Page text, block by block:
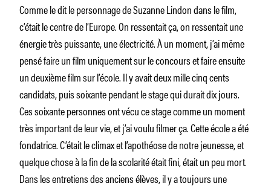
Comme le dit le personnage de Suzanne Lindon dans le film,
c’était le centre de l’Europe. On ressentait ça, on ressentait une
énergie très puissante, une électricité. À un moment, j’ai même
pensé faire un film uniquement sur le concours et faire ensuite
un deuxième film sur l’école. Il y avait deux mille cinq cents
candidats, puis soixante pendant le stage qui durait dix jours.
Ces soixante personnes ont vécu ce stage comme un moment
très important de leur vie, et j’ai voulu filmer ça. Cette école a été
fondatrice. C’était le climax et l’apothéose de notre jeunesse, et
quelque chose à la fin de la scolarité était fini, était un peu mort.
Dans les entretiens des anciens élèves, il y a toujours une